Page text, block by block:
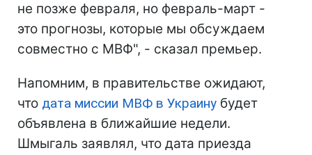
не позже февраля, но февраль-март -
это прогнозы, которые мы обсуждаем
совместно с МВФ", - сказал премьер.
Напомним, в правительстве ожидают,
что дата миссии МВФ в Украину будет
объявлена в ближайшие недели.
Шмыгаль заявлял, что дата приезда